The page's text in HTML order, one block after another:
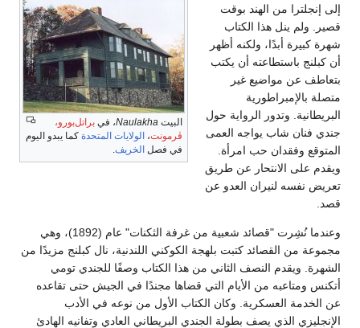
البيت Naulakha، في براتل‌بورو،
ڤرمونت، الولايات المتحدة كما يبدو اليوم
في فصل الخريف
إلى إنجلترا من الهند بوقت
قصير. ولم ينل هذا الكتاب
شهرة كبيرة أبدًا، ولكنه أظهر
أن كبلنج باستطاعته أن يكتب
بتعاطف عن مواضيع غير
متصلة بالإمبراطورية
البريطانية. وتدور الرواية حول
جندي فنان شاب يواجه العمى
المتوقع وفقدان حب امرأة.
ويقدم على الانتحار عن طريق
تعريض نفسه لنيران العدو عن
قصد.
وعندما نُشِرت "قصائد شعبية من غرفة الثكنات" عام (1892)، وهي
مجموعة من القصائد كتبت بلهجة الكوكني اللندنية، نال كبلنج مزيدًا من
الشهرة. ويقدم النصف الثاني من هذا الكتاب وصفًا للجندي تومي
أتكنس ومتاعبه من الأيام التي قضاها مجندًا في الجيش حتى تقاعده
عن الخدمة العسكرية. وكان الكتاب الأول من نوعه في الأدب
الإنجليزي الذي يصف بطولة الجندي البريطاني العادي وتفانيه الهادئ